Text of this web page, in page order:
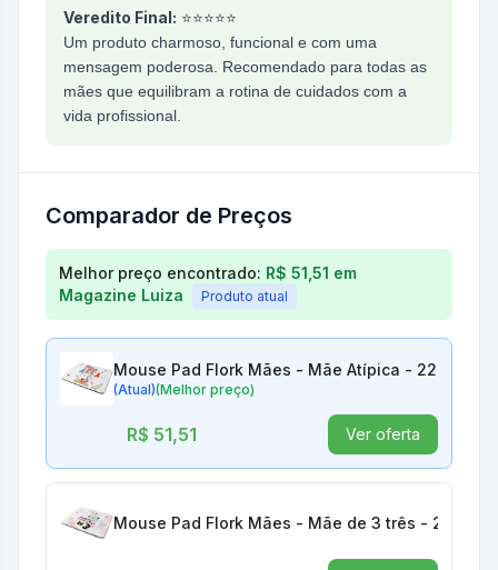
Veredito Final: ⭐⭐⭐⭐⭐
Um produto charmoso, funcional e com uma
mensagem poderosa. Recomendado para todas as
mães que equilibram a rotina de cuidados com a
vida profissional.
Comparador de Preços
Comparação de preços paraMouse Pad Flork
Melhor preço encontrado: R$ 51,51 em
Magazine Luiza
Produto atual
Mouse Pad Flork Mães - Mãe Atípica - 22x18
(Atual)(Melhor preço)
R$ 51,51 Ver oferta
Mouse Pad Flork Mães - Mãe de 3 três - 22x18